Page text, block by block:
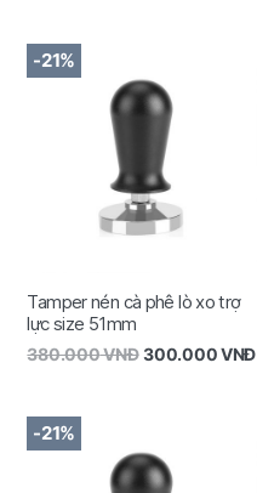
-21%
Tamper nén cà phê lò xo trợ
lực size 51mm
380.000VNĐ 300.000VNĐ
-21%